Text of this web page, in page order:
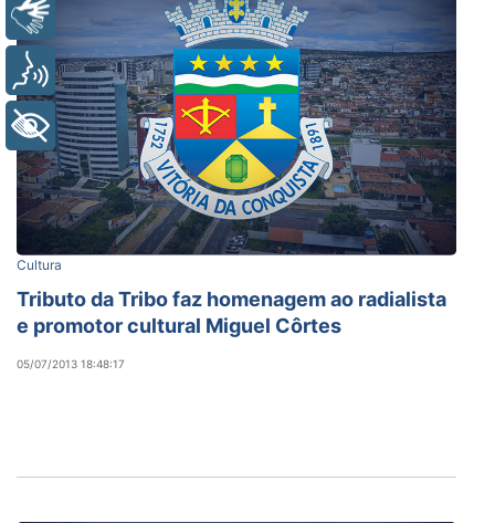
Cultura
Tributo da Tribo faz homenagem ao radialista
e promotor cultural Miguel Côrtes
05/07/2013 18:48:17
Voz
+ Acessibilidade